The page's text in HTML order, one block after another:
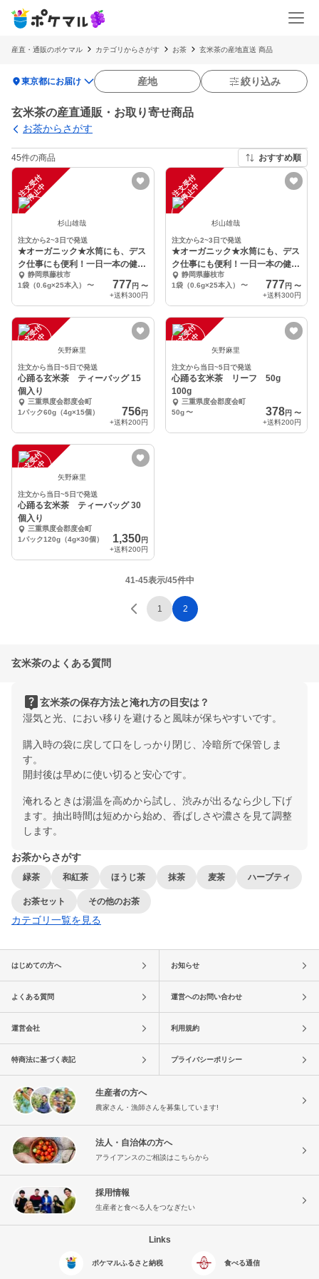
産直・通販のポケマル カテゴリからさがす お茶 玄米茶の産地直送 商品
location_on東京都にお届け 産地 絞り込み
玄米茶の産直通販・お取り寄せ商品
お茶からさがす
45件の商品 おすすめ順
注
文
受
付
停
止
中
杉山雄哉
注文から2~3日で発送
★オーガニック★水筒にも、デス
ク仕事にも便利！一日一本の健康
習慣 ☆家族人気商
静岡県藤枝市
1袋（0.6g×25本入）
〜 777 円 〜
+送料300円
注
文
受
付
停
止
中
杉山雄哉
注文から2~3日で発送
★オーガニック★水筒にも、デス
ク仕事にも便利！一日一本の健康
習慣 ☆家族人気商
静岡県藤枝市
1袋（0.6g×25本入）
〜 777円 〜
+送料300円
注
文
受
付
停
止
中 矢野麻里
注文から当日~5日で発送
心踊る玄米茶 ティーバッグ 15
個入り
三重県度会郡度会町
1パック60g（4g×15個）
756円
+送料200円
注
文
受
付
停
止
中 矢野麻里
注文から当日~5日で発送
心踊る玄米茶 リーフ 50g
100g
三重県度会郡度会町
50g 〜 378円 〜
+送料200円
注
文
受
付
停
止
中 矢野麻里
注文から当日~5日で発送
心踊る玄米茶 ティーバッグ 30
個入り
三重県度会郡度会町
1パック120g（4g×30個）
1,350円
+送料200円
41-45表示/45件中
1 2
玄米茶のよくある質問
live_help玄米茶の保存方法と淹れ方の目安は？
湿気と光、におい移りを避けると風味が保ちやすいです。
購入時の袋に戻して口をしっかり閉じ、冷暗所で保管しま
す。
開封後は早めに使い切ると安心です。
淹れるときは湯温を高めから試し、渋みが出るなら少し下げ
ます。抽出時間は短めから始め、香ばしさや濃さを見て調整
します。
お茶からさがす
緑茶 和紅茶 ほうじ茶 抹茶 麦茶 ハーブティ
お茶セット その他のお茶
カテゴリ一覧を見る
はじめての方へ お知らせ
よくある質問 運営へのお問い合わせ
運営会社 利用規約
特商法に基づく表記 プライバシーポリシー
生産者の方へ
農家さん・漁師さんを募集しています!
法人・自治体の方へ
アライアンスのご相談はこちらから
採用情報
生産者と食べる人をつなぎたい
Links
ポケマルふるさと納税 食べる通信